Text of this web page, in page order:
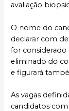
avaliação
O nome do
declarar com
for considerado
eliminado do
e figurará
As vagas
candidatos